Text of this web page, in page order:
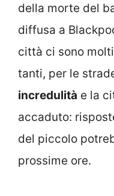
della morte del
diffusa a
città ci sono
tanti, per le
incredulità e la
accaduto:
del piccolo
prossime ore.